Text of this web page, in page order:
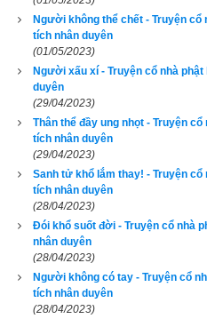
an ổn, những chúng sanh
Niết-bàn.”
Chàng phát nguyện rồi, đức
giữa hai lông mày phóng ra
quanh Phật ba vòng rồi lại
vào.
Khi ấy, A-nan bạch Phật rằng:
vô cớ mà cười bao giờ. Nay
cười, xin giảng giải cho được
Phật bảo A-nan: “Ngươi có
trước giờ đây phát tâm cúng
“Bạch Thế Tôn, con đã thấy.”
Người không thể chết - Truyện
tích nhân duyên
(01/05/2023)
Người xấu xí - Truyện cổ nhà
duyên
(29/04/2023)
Thân thể đầy ung nhọt - Truyện
tích nhân duyên
(29/04/2023)
Sanh tử khổ lắm thay! - Truyện
tích nhân duyên
(28/04/2023)
Đói khổ suốt đời - Truyện cổ nhà
nhân duyên
(28/04/2023)
Người không có tay - Truyện cổ
tích nhân duyên
(28/04/2023)